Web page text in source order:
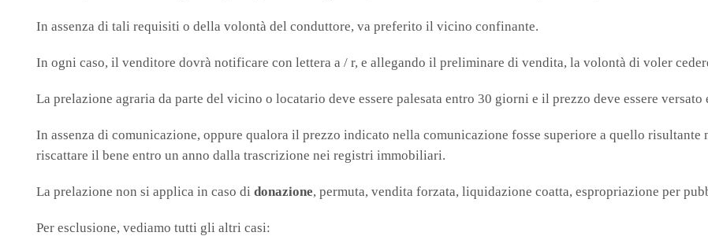
In assenza di tali requisiti o della volontà del conduttore, va preferito il vicino confinante.
In ogni caso, il venditore dovrà notificare con lettera a / r, e allegando il preliminare di vendita, la volontà di voler
La prelazione agraria da parte del vicino o locatario deve essere palesata entro 30 giorni e il prezzo deve essere
In assenza di comunicazione, oppure qualora il prezzo indicato nella comunicazione fosse superiore a quello
riscattare il bene entro un anno dalla trascrizione nei registri immobiliari.
La prelazione non si applica in caso di donazione, permuta, vendita forzata, liquidazione coatta, espropriazione per
Per esclusione, vediamo tutti gli altri casi: